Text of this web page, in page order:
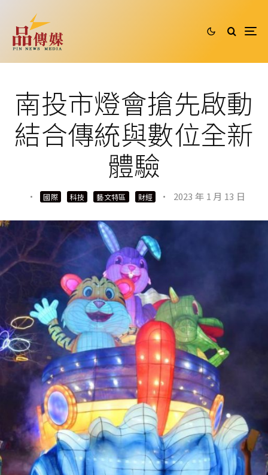
南投市燈會搶先啟動
結合傳統與數位全新
體驗
· 國際 科技 藝文特區 財經 · 2023 年 1 月 13 日